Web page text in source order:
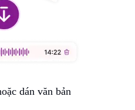
dán văn bản